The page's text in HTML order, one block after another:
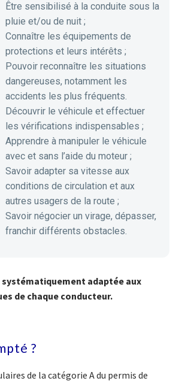
Être sensibilisé à la conduite sous la
pluie et/ou de nuit ;
Connaître les équipements de
protections et leurs intérêts ;
Pouvoir reconnaître les situations
dangereuses, notamment les
accidents les plus fréquents.
Découvrir le véhicule et effectuer
les vérifications indispensables ;
Apprendre à manipuler le véhicule
avec et sans l’aide du moteur ;
Savoir adapter sa vitesse aux
conditions de circulation et aux
autres usagers de la route ;
Savoir négocier un virage, dépasser,
franchir différents obstacles.
adaptée aux
de chaque conducteur.
?
de la catégorie A du permis de